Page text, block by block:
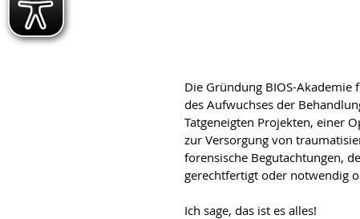
Die Gründung BIOS-Akademie
des Aufwuchses der
Tatgeneigten Projekten, einer
zur Versorgung von
forensische Begutachtungen,
gerechtfertigt oder notwendig
Ich sage, das ist es alles!